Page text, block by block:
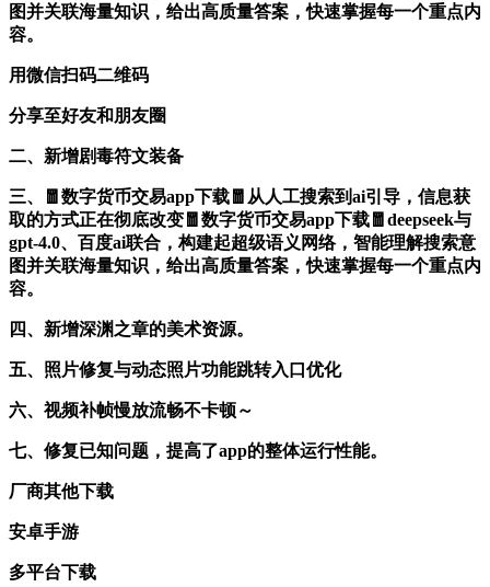
图并关联海量知识，给出高质量答案，快速掌握每一个重点内
容。
用微信扫码二维码
分享至好友和朋友圈
二、新增剧毒符文装备
三、🧧数字货币交易app下载🧧从人工搜索到ai引导，信息获
取的方式正在彻底改变🧧数字货币交易app下载🧧deepseek与
gpt-4.0、百度ai联合，构建起超级语义网络，智能理解搜索意
图并关联海量知识，给出高质量答案，快速掌握每一个重点内
容。
四、新增深渊之章的美术资源。
五、照片修复与动态照片功能跳转入口优化
六、视频补帧慢放流畅不卡顿～
七、修复已知问题，提高了app的整体运行性能。
厂商其他下载
安卓手游
多平台下载